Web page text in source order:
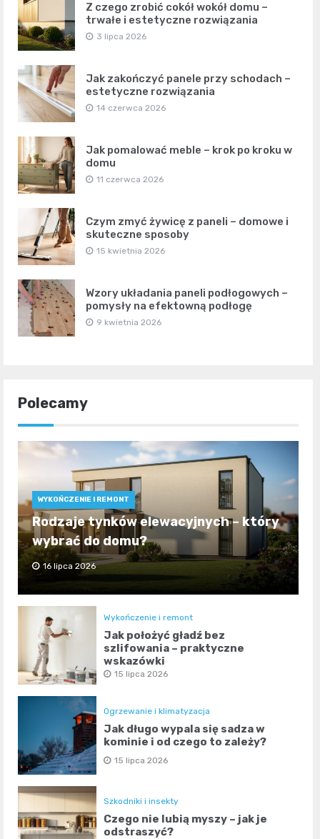
Z czego zrobić cokół wokół domu –
trwałe i estetyczne rozwiązania
3 lipca 2026
Jak zakończyć panele przy schodach –
estetyczne rozwiązania
14 czerwca 2026
Jak pomalować meble – krok po kroku w
domu
11 czerwca 2026
Czym zmyć żywicę z paneli – domowe i
skuteczne sposoby
15 kwietnia 2026
Wzory układania paneli podłogowych –
pomysły na efektowną podłogę
9 kwietnia 2026
Polecamy
WYKOŃCZENIE I REMONT
Rodzaje tynków elewacyjnych – który
wybrać do domu?
16 lipca 2026
Wykończenie i remont
Jak położyć gładź bez
szlifowania – praktyczne
wskazówki
15 lipca 2026
Ogrzewanie i klimatyzacja
Jak długo wypala się sadza w
kominie i od czego to zależy?
15 lipca 2026
Szkodniki i insekty
Czego nie lubią myszy – jak je
odstraszyć?